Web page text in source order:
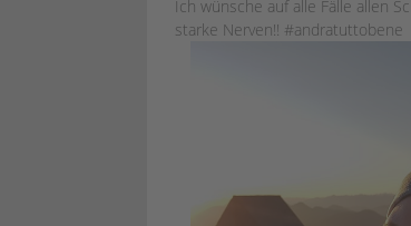
Ich wünsche auf alle Fälle allen
starke Nerven!! #andratuttobene